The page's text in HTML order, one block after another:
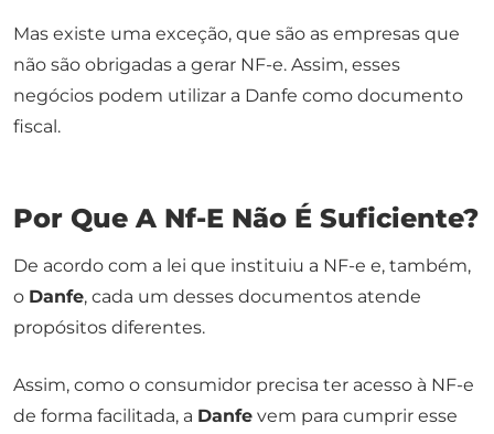
Mas existe uma exceção, que são as empresas que
não são obrigadas a gerar NF-e. Assim, esses
negócios podem utilizar a Danfe como documento
fiscal.
Por Que A Nf-E Não É Suficiente?
De acordo com a lei que instituiu a NF-e e, também,
o Danfe, cada um desses documentos atende
propósitos diferentes.
Assim, como o consumidor precisa ter acesso à NF-e
de forma facilitada, a Danfe vem para cumprir esse